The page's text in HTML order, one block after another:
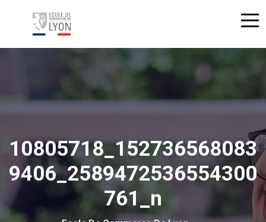
10805718_152736568083
9406_2589472536554300
761_n